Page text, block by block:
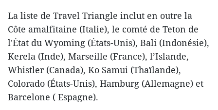
La liste de Travel Triangle inclut en outre la
Côte amalfitaine (Italie), le comté de Teton de
l'État du Wyoming (États-Unis), Bali (Indonésie),
Kerela (Inde), Marseille (France), l’Islande,
Whistler (Canada), Ko Samui (Thaïlande),
Colorado (États-Unis), Hamburg (Allemagne) et
Barcelone ( Espagne).